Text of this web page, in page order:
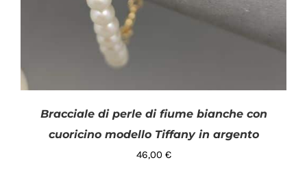
Bracciale di perle di fiume bianche con
cuoricino modello Tiffany in argento
46,00 €